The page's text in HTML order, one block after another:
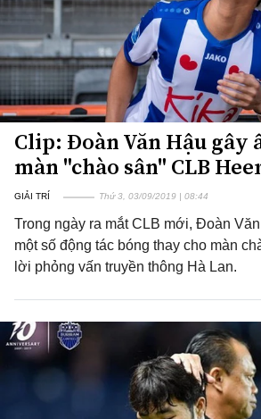
Clip: Đoàn Văn Hậu gây
màn "chào sân" CLB
GIẢI TRÍ Thứ 3, 03/09/2019 | 08:44
Trong ngày ra mắt CLB mới, Đoàn
một số động tác bóng thay cho màn
lời phỏng vấn truyền thông Hà Lan.